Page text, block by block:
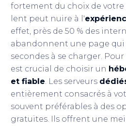
fortement du choix de votre
lent peut nuire à l'
effet, près de 50 % des
abandonnent une page qui
secondes à se charger. Pour
est crucial de choisir un
et fiable. Les serveurs
entièrement consacrés à
souvent préférables à des
gratuites. Ils offrent une